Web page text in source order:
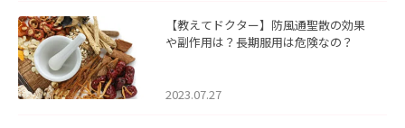
【教えてドクター】防風通聖散の効果
や副作用は？長期服用は危険なの？
2023.07.27